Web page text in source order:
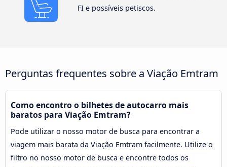
FI e possíveis petiscos.
Perguntas frequentes sobre a Viação Emtram
Como encontro o bilhetes de autocarro mais
baratos para Viação Emtram?
Pode utilizar o nosso motor de busca para encontrar a
viagem mais barata da Viação Emtram facilmente. Utilize o
filtro no nosso motor de busca e encontre todos os